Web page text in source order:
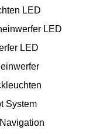
LED
LED
LED
System